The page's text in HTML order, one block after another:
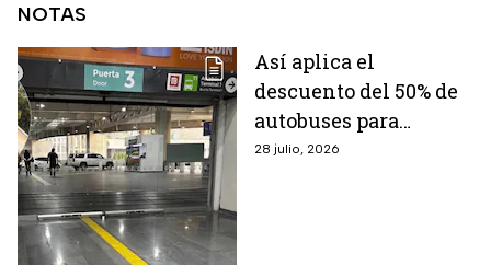
NOTAS
Así aplica el
descuento del 50% de
autobuses para
estudiantes y
28 julio, 2026